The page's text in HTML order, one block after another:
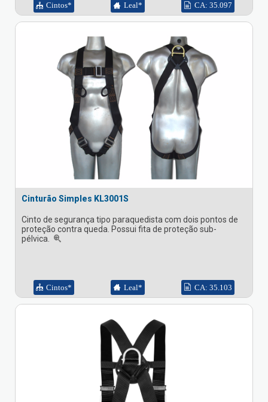
Cintos* Leal* CA: 35.097
Cinturão Simples KL3001S
Cinto de segurança tipo paraquedista com dois pontos de
proteção contra queda. Possui fita de proteção sub-
pélvica.
Cintos* Leal* CA: 35.103